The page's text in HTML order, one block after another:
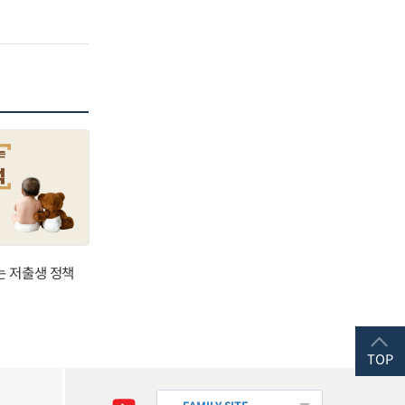
저출생 정책
TOP